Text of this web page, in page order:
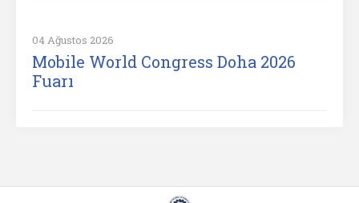
04 Ağustos 2026
Mobile World Congress Doha 2026
Fuarı